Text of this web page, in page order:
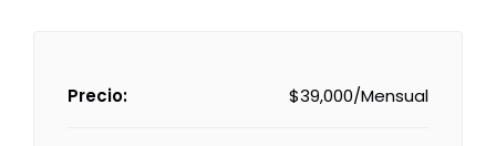
Precio: $39,000/Mensual